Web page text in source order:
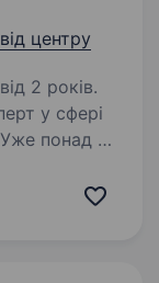
центру
2 років.
Уже понад 7